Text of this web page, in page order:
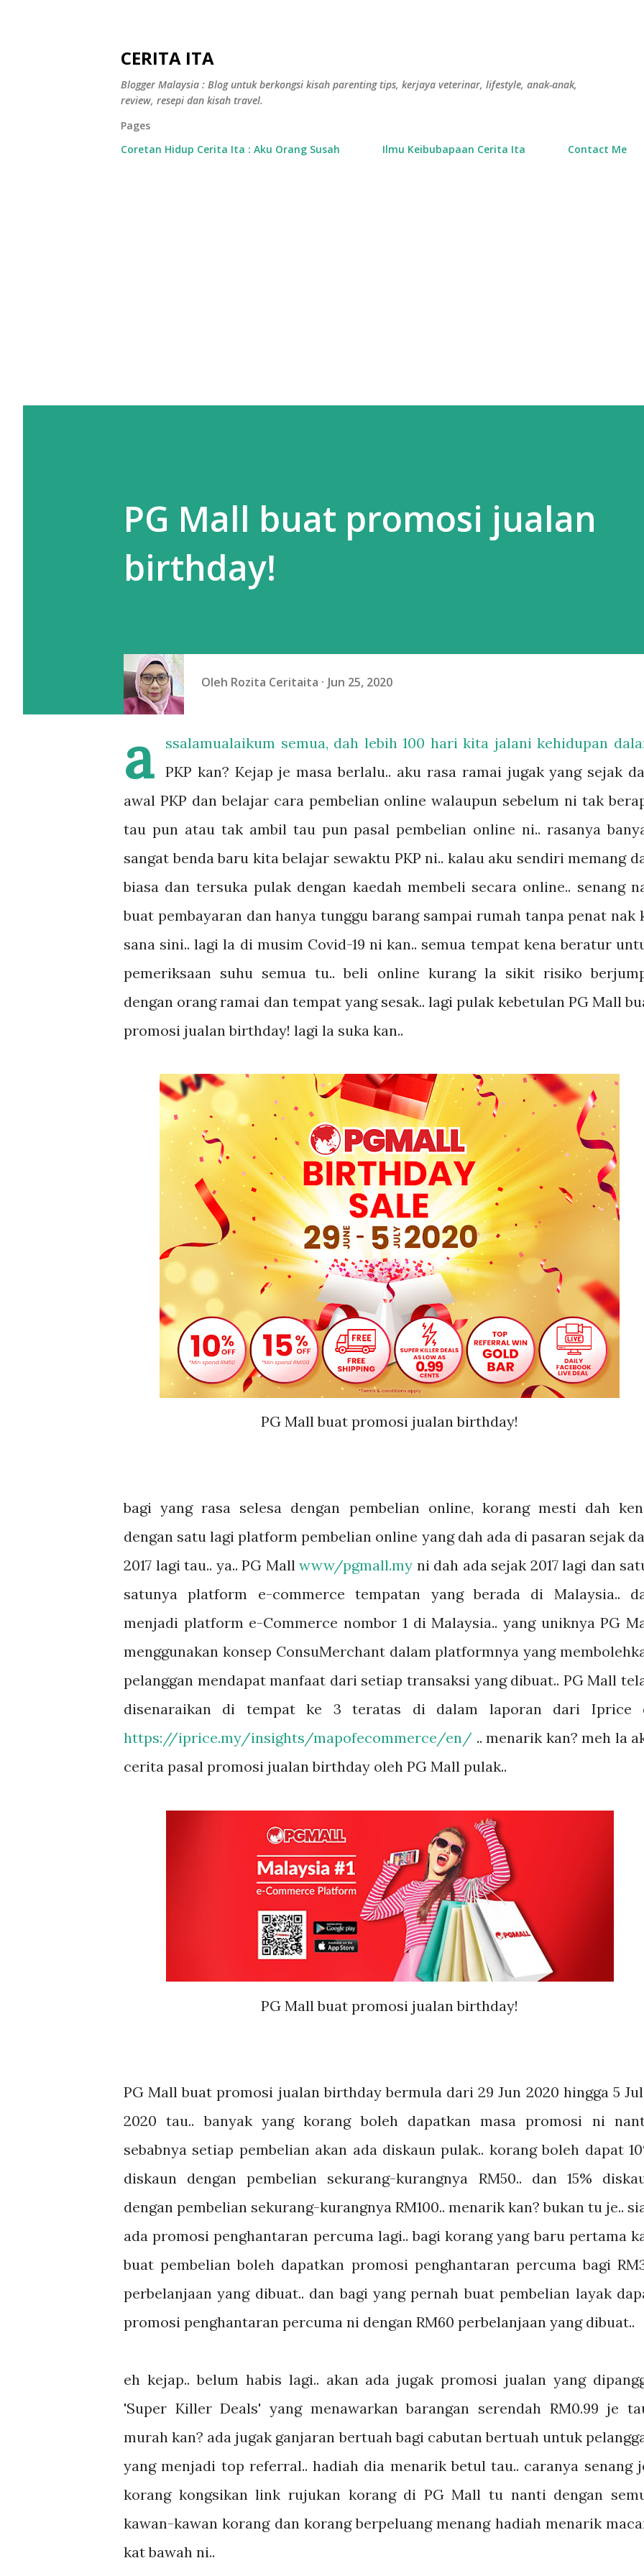
CERITA ITA
Blogger Malaysia : Blog untuk berkongsi kisah parenting tips, kerjaya veterinar, lifestyle, anak-anak,
review, resepi dan kisah travel.
Pages
Coretan Hidup Cerita Ita : Aku Orang Susah
Ilmu Keibubapaan Cerita Ita Contact Me
PG Mall buat promosi jualan
birthday!
Oleh Rozita Ceritaita Jun 25, 2020
a
ssalamualaikum semua, dah lebih 100 hari kita jalani kehidupan
PKP kan? Kejap je masa berlalu.. aku rasa ramai jugak yang sejak
awal PKP dan belajar cara pembelian online walaupun sebelum ni tak
tau pun atau tak ambil tau pun pasal pembelian online ni.. rasanya
sangat benda baru kita belajar sewaktu PKP ni.. kalau aku sendiri memang
biasa dan tersuka pulak dengan kaedah membeli secara online.. senang
buat pembayaran dan hanya tunggu barang sampai rumah tanpa penat nak
sana sini.. lagi la di musim Covid-19 ni kan.. semua tempat kena beratur
pemeriksaan suhu semua tu.. beli online kurang la sikit risiko
dengan orang ramai dan tempat yang sesak.. lagi pulak kebetulan PG Mall
promosi jualan birthday! lagi la suka kan..
PG Mall buat promosi jualan birthday!
bagi yang rasa selesa dengan pembelian online, korang mesti dah
dengan satu lagi platform pembelian online yang dah ada di pasaran sejak
2017 lagi tau.. ya.. PG Mall www/pgmall.my ni dah ada sejak 2017 lagi dan
satunya platform e-commerce tempatan yang berada di Malaysia..
menjadi platform e-Commerce nombor 1 di Malaysia.. yang uniknya PG
menggunakan konsep ConsuMerchant dalam platformnya yang
pelanggan mendapat manfaat dari setiap transaksi yang dibuat.. PG Mall
disenaraikan di tempat ke 3 teratas di dalam laporan dari Iprice
https://iprice.my/insights/mapofecommerce/en/ .. menarik kan? meh la
cerita pasal promosi jualan birthday oleh PG Mall pulak..
PG Mall buat promosi jualan birthday!
PG Mall buat promosi jualan birthday bermula dari 29 Jun 2020 hingga 5
2020 tau.. banyak yang korang boleh dapatkan masa promosi ni
sebabnya setiap pembelian akan ada diskaun pulak.. korang boleh dapat
diskaun dengan pembelian sekurang-kurangnya RM50.. dan 15%
dengan pembelian sekurang-kurangnya RM100.. menarik kan? bukan tu je..
ada promosi penghantaran percuma lagi.. bagi korang yang baru pertama
buat pembelian boleh dapatkan promosi penghantaran percuma bagi
perbelanjaan yang dibuat.. dan bagi yang pernah buat pembelian layak
promosi penghantaran percuma ni dengan RM60 perbelanjaan yang dibuat..
eh kejap.. belum habis lagi.. akan ada jugak promosi jualan yang
'Super Killer Deals' yang menawarkan barangan serendah RM0.99 je
murah kan? ada jugak ganjaran bertuah bagi cabutan bertuah untuk
yang menjadi top referral.. hadiah dia menarik betul tau.. caranya senang
korang kongsikan link rujukan korang di PG Mall tu nanti dengan
kawan-kawan korang dan korang berpeluang menang hadiah menarik
kat bawah ni..